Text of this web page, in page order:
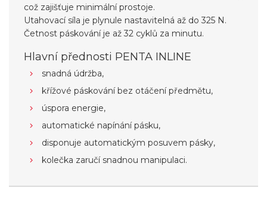
což zajišťuje minimální prostoje.
Utahovací síla je plynule nastavitelná až do 325 N.
Četnost páskování je až 32 cyklů za minutu.
Hlavní přednosti PENTA INLINE
snadná údržba,
křížové páskování bez otáčení předmětu,
úspora energie,
automatické napínání pásku,
disponuje automatickým posuvem pásky,
kolečka zaručí snadnou manipulaci.